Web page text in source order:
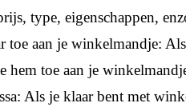
type, eigenschappen,
toe aan je winkelmandje:
hem toe aan je
Als je klaar bent met